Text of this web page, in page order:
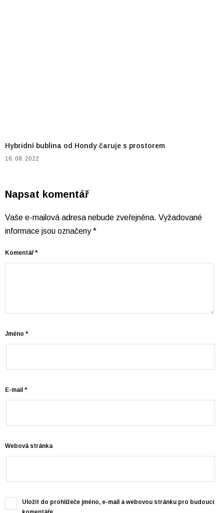
Hybridní bublina od Hondy čaruje s prostorem
16. 08. 2022
Napsat komentář
Vaše e-mailová adresa nebude zveřejněna. Vyžadované
informace jsou označeny*
Komentář*
Jméno *
E-mail *
Webová stránka
Uložit do prohlížeče jméno, e-mail a webovou stránku pro budoucí